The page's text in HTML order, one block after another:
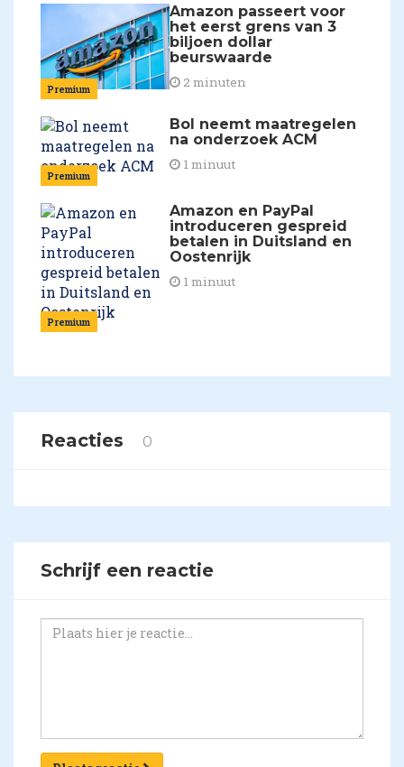
Premium
Amazon passeert voor
het eerst grens van 3
biljoen dollar
beurswaarde
2 minuten
Premium
Bol neemt maatregelen
na onderzoek ACM
1 minuut
Premium
Amazon en PayPal
introduceren gespreid
betalen in Duitsland en
Oostenrijk
1 minuut
Reacties 0
Schrijf een reactie